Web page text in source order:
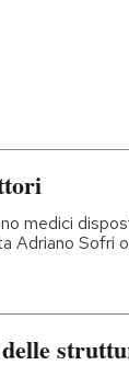
medici
Adriano Sofri